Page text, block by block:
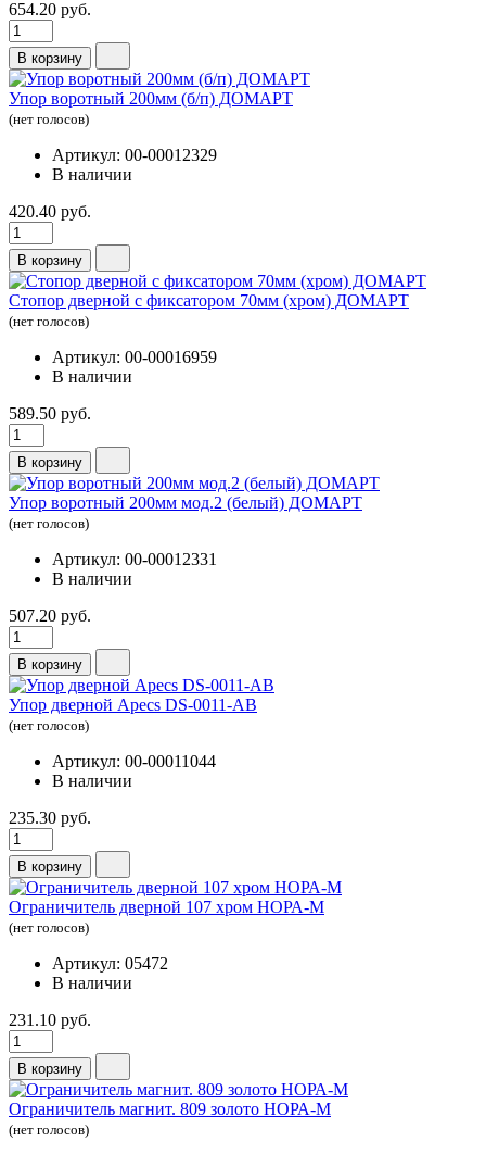
654.20 руб.
В корзину
Упор воротный 200мм (б/п) ДОМАРТ
(нет голосов)
Артикул: 00-00012329
В наличии
420.40 руб.
В корзину
Стопор дверной с фиксатором 70мм (хром) ДОМАРТ
(нет голосов)
Артикул: 00-00016959
В наличии
589.50 руб.
В корзину
Упор воротный 200мм мод.2 (белый) ДОМАРТ
(нет голосов)
Артикул: 00-00012331
В наличии
507.20 руб.
В корзину
Упор дверной Apecs DS-0011-AB
(нет голосов)
Артикул: 00-00011044
В наличии
235.30 руб.
В корзину
Ограничитель дверной 107 хром НОРА-М
(нет голосов)
Артикул: 05472
В наличии
231.10 руб.
В корзину
Ограничитель магнит. 809 золото НОРА-М
(нет голосов)